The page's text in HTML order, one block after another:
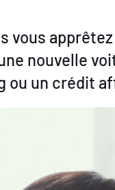
vous
nouvelle
ou un crédit